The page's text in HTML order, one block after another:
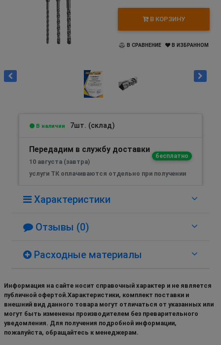
В КОРЗИНУ
В СРАВНЕНИЕ В ИЗБРАННОМ
В наличии 7шт. (склад)
Передадим в службу доставки
бесплатно
10 августа (завтра)
услуги ТК оплачиваются отдельно при получении
Характеристики
Отзывы (0)
Расходные материалы
Информация на сайте носит справочный характер и не является
публичной офертой.Характеристики, комплект поставки и
внешний вид данного товара могут отличаться от указанных или
могут быть изменены производителем без преварительного
уведомления. Для получения подробной информации,
пожалуйста, обращайтесь к менеджерам.